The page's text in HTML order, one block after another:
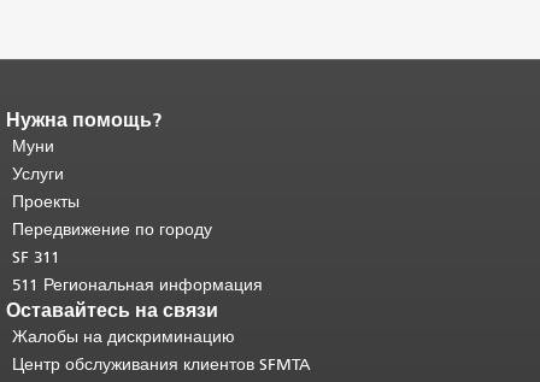
Конец содержимого
страницы.
страницы повторяется на каждой
странице.
основного содержимого .
Нужна помощь?
Муни
Услуги
Проекты
Передвижение по городу
SF 311
511 Региональная информация
Оставайтесь на связи
Жалобы на дискриминацию
Центр обслуживания клиентов SFMTA